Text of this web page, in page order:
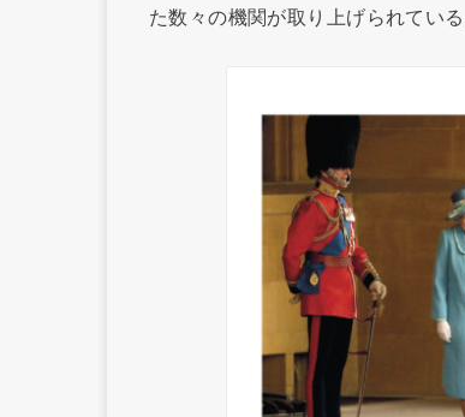
た数々の機関が取り上げられている